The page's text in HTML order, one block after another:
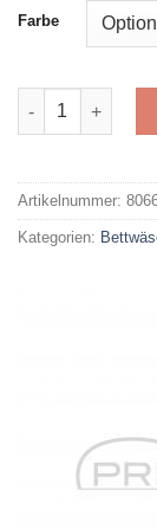
Farbe
primera
Artikelnummer:
Kategorien: